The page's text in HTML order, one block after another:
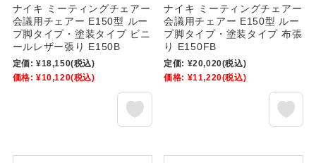
ナイキ ミーティングチェアー
会議用チェアー E150型 ルー
プ脚タイプ・塗装タイプ ビニ
ールレザー張り E150B
定価: ¥18,150(税込)
価格: ¥10,120(税込)
ナイキ ミーティングチェアー
会議用チェアー E150型 ルー
プ脚タイプ・塗装タイプ 布張
り E150FB
定価: ¥20,020(税込)
価格: ¥11,220(税込)